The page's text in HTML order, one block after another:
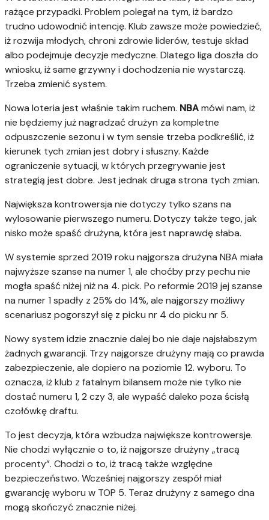
rażące przypadki. Problem polegał na tym, iż bardzo
trudno udowodnić intencję. Klub zawsze może powiedzieć,
iż rozwija młodych, chroni zdrowie liderów, testuje skład
albo podejmuje decyzje medyczne. Dlatego liga doszła do
wniosku, iż same grzywny i dochodzenia nie wystarczą.
Trzeba zmienić system.
Nowa loteria jest właśnie takim ruchem. NBAmówi nam, iż
nie będziemy już nagradzać drużyn za kompletne
odpuszczenie sezonu i w tym sensie trzeba podkreślić, iż
kierunek tych zmian jest dobry i słuszny. Każde
ograniczenie sytuacji, w których przegrywanie jest
strategią jest dobre. Jest jednak druga strona tych zmian.
Największa kontrowersja nie dotyczy tylko szans na
wylosowanie pierwszego numeru. Dotyczy także tego, jak
nisko może spaść drużyna, która jest naprawdę słaba.
W systemie sprzed 2019 roku najgorsza drużyna NBA miała
najwyższe szanse na numer 1, ale choćby przy pechu nie
mogła spaść niżej niż na 4. pick. Po reformie 2019 jej szanse
na numer 1 spadły z 25% do 14%, ale najgorszy możliwy
scenariusz pogorszył się z picku nr 4 do picku nr 5.
Nowy system idzie znacznie dalej bo nie daje najsłabszym
żadnych gwarancji. Trzy najgorsze drużyny mają co prawda
zabezpieczenie, ale dopiero na poziomie 12. wyboru. To
oznacza, iż klub z fatalnym bilansem może nie tylko nie
dostać numeru 1, 2 czy 3, ale wypaść daleko poza ścisłą
czołówkę draftu.
To jest decyzja, która wzbudza największe kontrowersje.
Nie chodzi wyłącznie o to, iż najgorsze drużyny „tracą
procenty”. Chodzi o to, iż tracą także względne
bezpieczeństwo. Wcześniej najgorszy zespół miał
gwarancję wyboru w TOP 5. Teraz drużyny z samego dna
mogą skończyć znacznie niżej.